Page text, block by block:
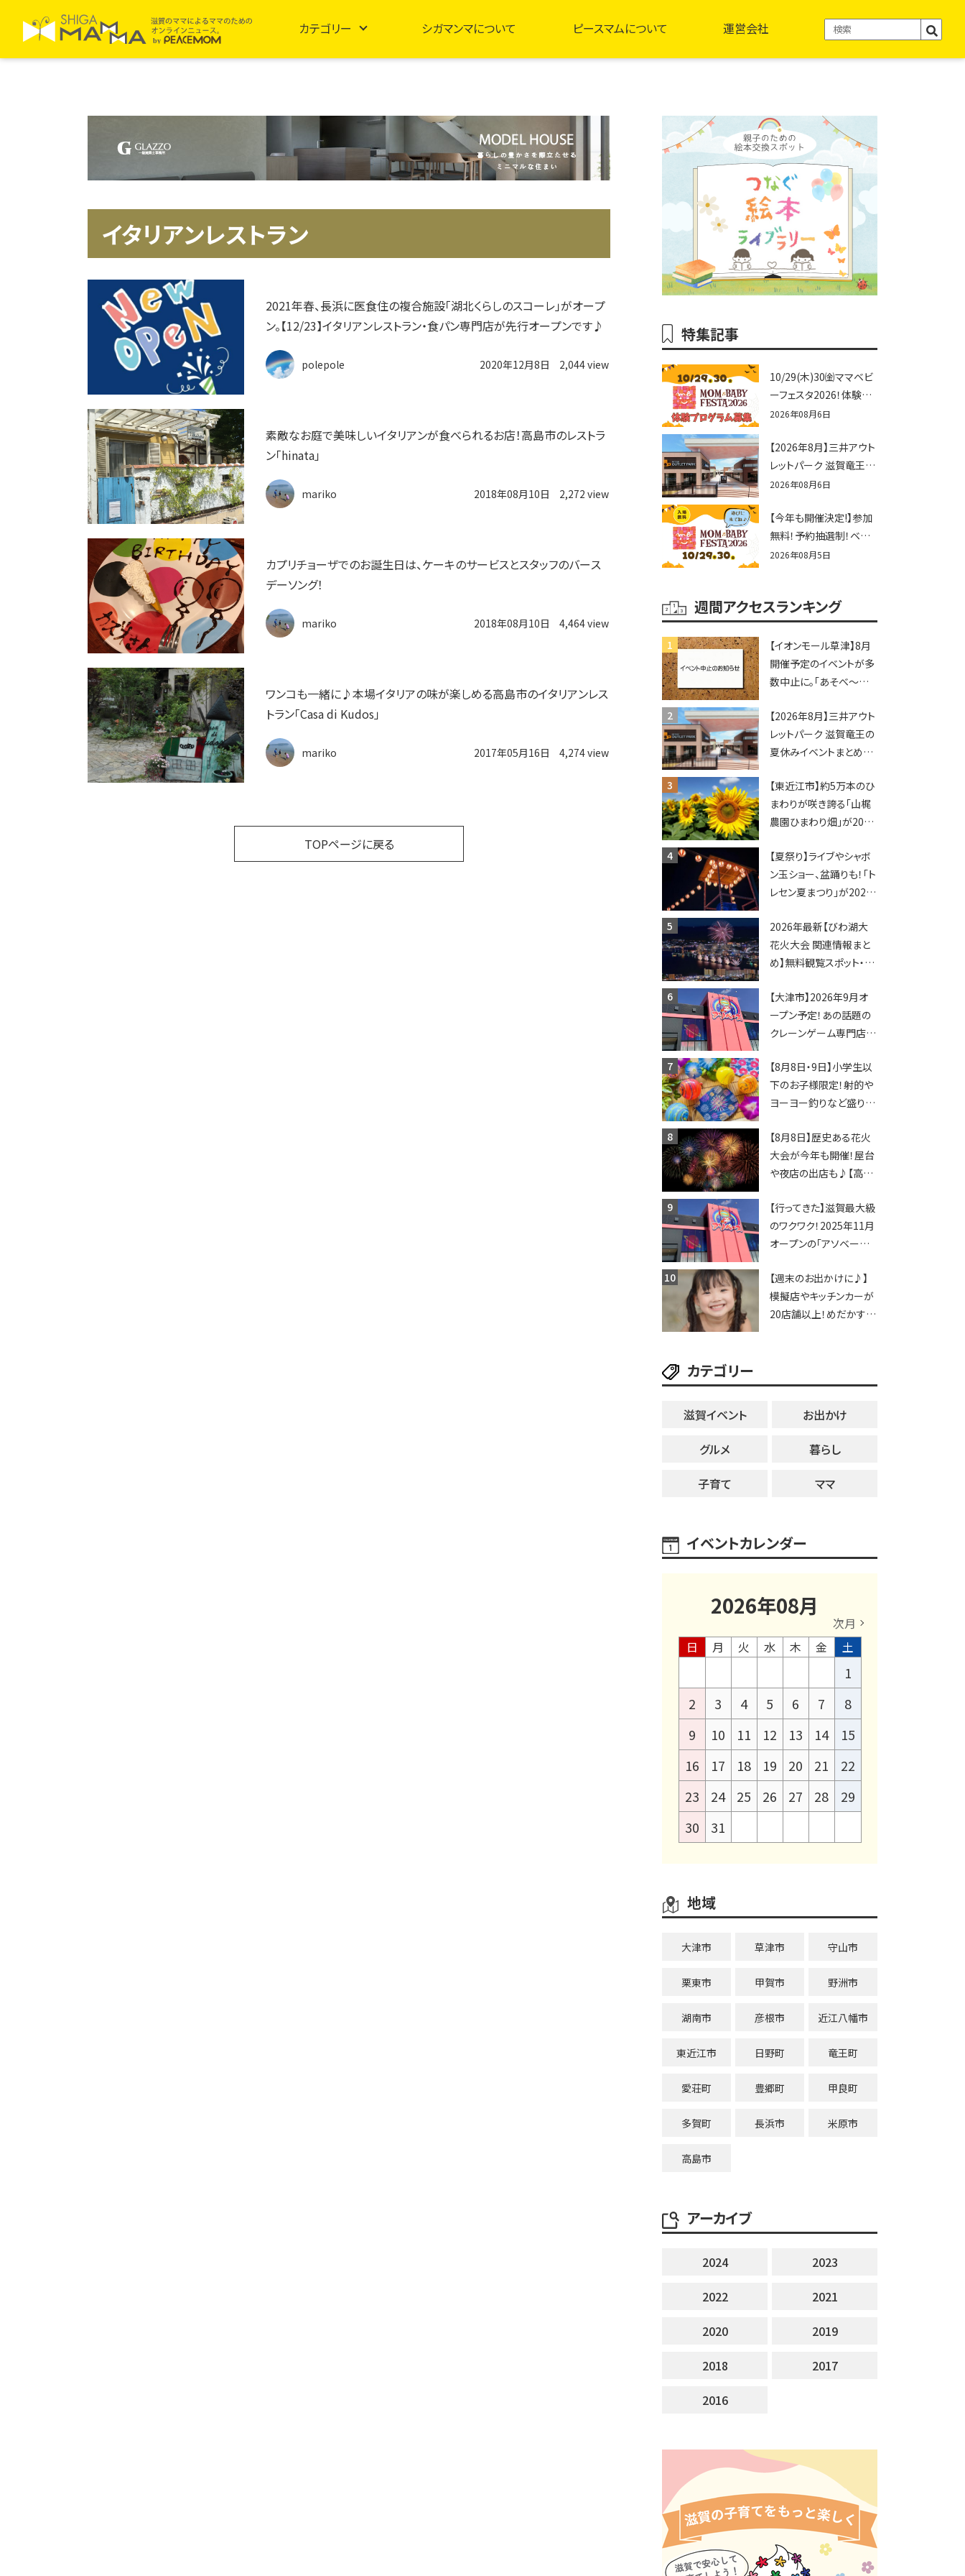
カテゴリー シガマンマについて ピースマムについて 運営会社
イタリアンレストラン
2021年春、長浜に医食住の複合施設「湖北くらしのスコーレ」がオープ
ン。【12/23】イタリアンレストラン・食パン専門店が先行オープンです♪
polepole 2020年12月8日 2,044 view
素敵なお庭で美味しいイタリアンが食べられるお店！高島市のレストラ
ン「hinata」
mariko 2018年08月10日 2,272 view
カプリチョーザでのお誕生日は、ケーキのサービスとスタッフのバース
デーソング！
mariko 2018年08月10日 4,464 view
ワンコも一緒に♪本場イタリアの味が楽しめる高島市のイタリアンレス
トラン「Casa di Kudos」
mariko 2017年05月16日 4,274 view
TOPページに戻る
特集記事
10/29(木)30㈮ママベビ
ーフェスタ2026！体験プ
ログラム募集♪赤ちゃん
せんか？
2026年08月6日
【2026年8月】三井アウト
レットパーク 滋賀竜王の
夏休みイベントまとめ！
辛グルメ・フォトコンテス
トまで盛りだくさん！
2026年08月6日
【今年も開催決定!】参加
無料！予約抽選制！ベビ
ーファミリー必見☆入場
2026！親子で楽しもう
♪inピエリ守山
2026年08月5日
週間アクセスランキング
【イオンモール草津】8月
開催予定のイベントが多
数中止に。「あそべ〜る
ショーなど
【2026年8月】三井アウト
レットパーク 滋賀竜王の
夏休みイベントまとめ！
辛グルメ・フォトコンテス
トまで盛りだくさん！
【東近江市】約5万本のひ
まわりが咲き誇る「山梶
農園ひまわり畑」が2026
ポットやキッチンカーも
登場！何度も入園できる
フリーパスも販売★
【夏祭り】ライブやシャボ
ン玉ショー、盆踊りも！「ト
レセン夏まつり」が2026
2026年最新【びわ湖大
花火大会 関連情報まと
め】無料観覧スポット・同
ップ・交通規制に近隣施
設の駐車場情報なども
要チェック★
【大津市】2026年9月オ
ープン予定！あの話題の
クレーンゲーム専門店
ってくる！豊郷店に続く滋
賀2店舗目★
【8月8日・9日】小学生以
下のお子様限定！射的や
ヨーヨー釣りなど盛りだ
ちびっこ縁日開催♪【モリ
ーブ】
【8月8日】歴史ある花火
大会が今年も開催！屋台
や夜店の出店も♪【高宮
【行ってきた】滋賀最大級
のワクワク！2025年11月
オープンの「アソベース
レーンゲームで青果や日
用品までゲットできる新
スポット！
【週末のお出かけに♪】
模擬店やキッチンカーが
20店舗以上！めだかすく
祭り】
カテゴリー
滋賀イベント
お出かけ
グルメ
暮らし
子育て
ママ
イベントカレンダー
2026年08月
次月
日
月 火 水 木 金 土
1
2
3 4 5 6 7
8
9
10 11 12 13 14
15
16
17 18 19 20 21
22
23
24 25 26 27 28
29
30
31
地域
大津市 草津市 守山市
栗東市 甲賀市 野洲市
湖南市 彦根市 近江八幡市
東近江市 日野町 竜王町
愛荘町 豊郷町 甲良町
多賀町 長浜市 米原市
高島市
アーカイブ
2024
2023
2022
2021
2020
2019
2018
2017
2016